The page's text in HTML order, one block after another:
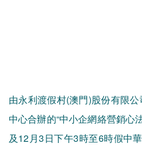
由永利渡假村(澳門)股份有限
中心合辦的“中小企網絡營銷心
及12月3日下午3時至6時假中